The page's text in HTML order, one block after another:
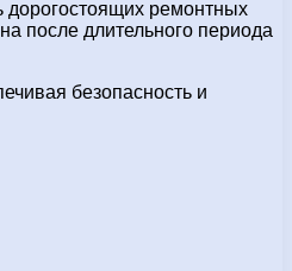
дорогостоящих ремонтных
после длительного периода
безопасность и